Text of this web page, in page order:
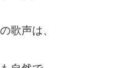
歌声は、